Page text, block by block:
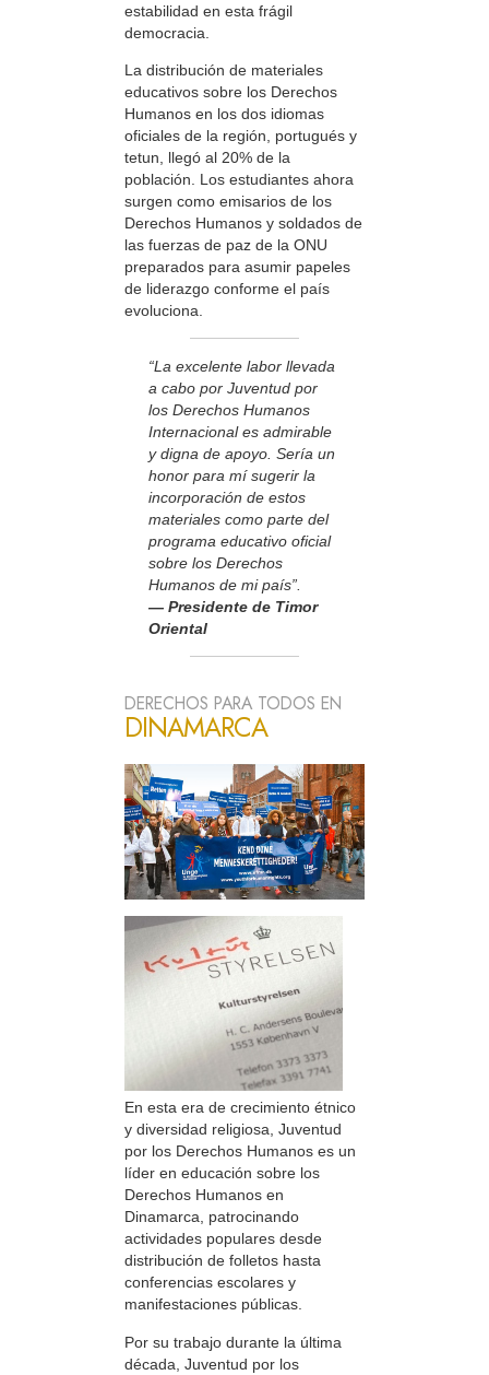
estabilidad en esta frágil
democracia.
La distribución de materiales
educativos sobre los Derechos
Humanos en los dos idiomas
oficiales de la región, portugués y
tetun, llegó al 20% de la
población. Los estudiantes ahora
surgen como emisarios de los
Derechos Humanos y soldados de
las fuerzas de paz de la ONU
preparados para asumir papeles
de liderazgo conforme el país
evoluciona.
“La excelente labor llevada
a cabo por Juventud por
los Derechos Humanos
Internacional es admirable
y digna de apoyo. Sería un
honor para mí sugerir la
incorporación de estos
materiales como parte del
programa educativo oficial
sobre los Derechos
Humanos de mi país”.
— Presidente de Timor
Oriental
DERECHOS PARA TODOS EN
DINAMARCA
En esta era de crecimiento étnico
y diversidad religiosa, Juventud
por los Derechos Humanos es un
líder en educación sobre los
Derechos Humanos en
Dinamarca, patrocinando
actividades populares desde
distribución de folletos hasta
conferencias escolares y
manifestaciones públicas.
Por su trabajo durante la última
década, Juventud por los